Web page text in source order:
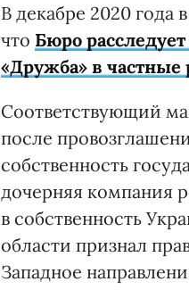
В декабре 2020
что Бюро
«Дружба» в частные
Соответствующий
после
собственность
дочерняя компания
в собственность
области признал
Западное